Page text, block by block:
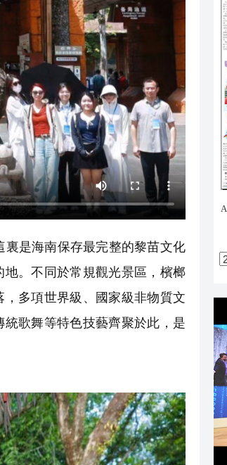
是海南保存最完整的黎苗文化
。不同於常規觀光景區，檳榔
多項世界級、國家級非物質文
歌舞等特色技藝齊聚於此，是